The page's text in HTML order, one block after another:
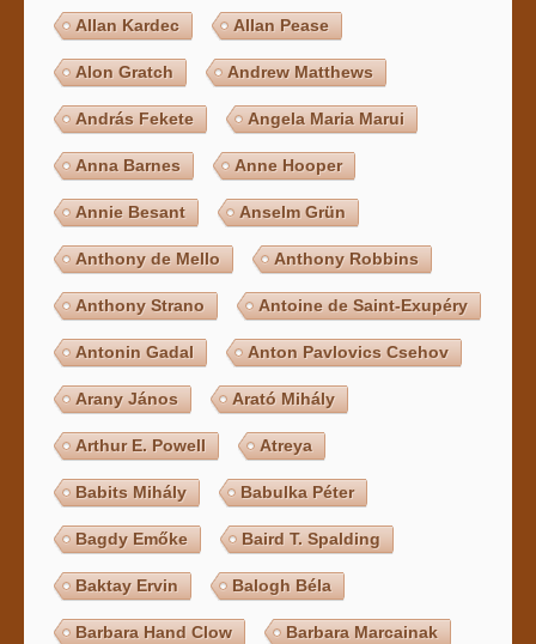
Allan Kardec Allan Pease
Alon Gratch Andrew Matthews
András Fekete Angela Maria Marui
Anna Barnes Anne Hooper
Annie Besant Anselm Grün
Anthony de Mello Anthony Robbins
Anthony Strano Antoine de Saint-Exupéry
Antonin Gadal Anton Pavlovics Csehov
Arany János Arató Mihály
Arthur E. Powell Atreya
Babits Mihály Babulka Péter
Bagdy Emőke Baird T. Spalding
Baktay Ervin Balogh Béla
Barbara Hand Clow Barbara Marcainak